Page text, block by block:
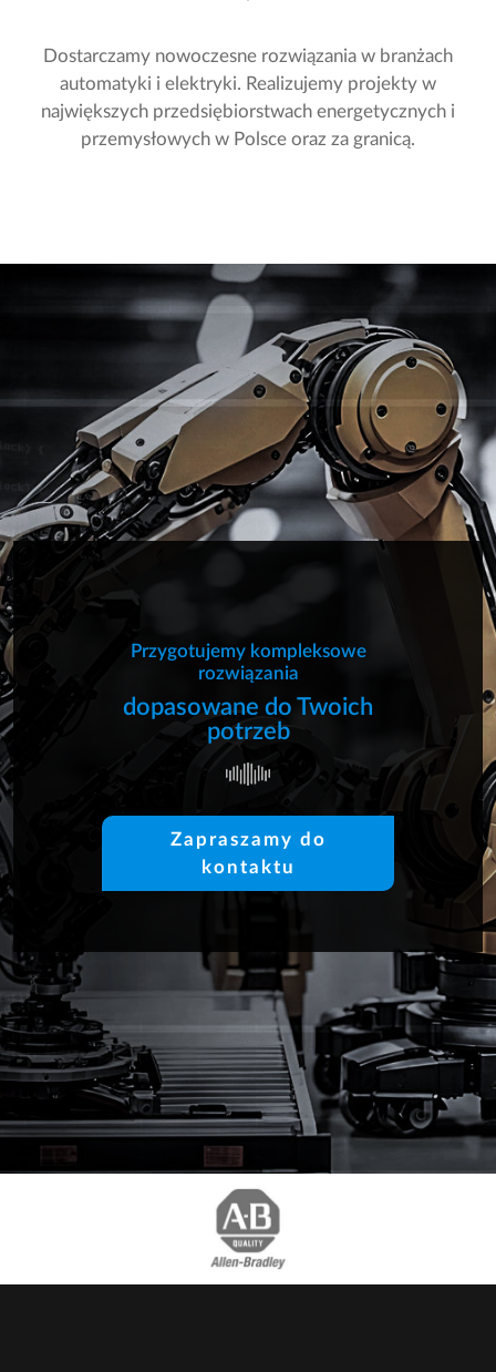
Systemy IT/OT
Dostarczamy nowoczesne rozwiązania w branżach
automatyki i elektryki. Realizujemy projekty w
największych przedsiębiorstwach energetycznych i
przemysłowych w Polsce oraz za granicą.
Przygotujemy kompleksowe
rozwiązania
dopasowane do Twoich
potrzeb
Zapraszamy do
kontaktu